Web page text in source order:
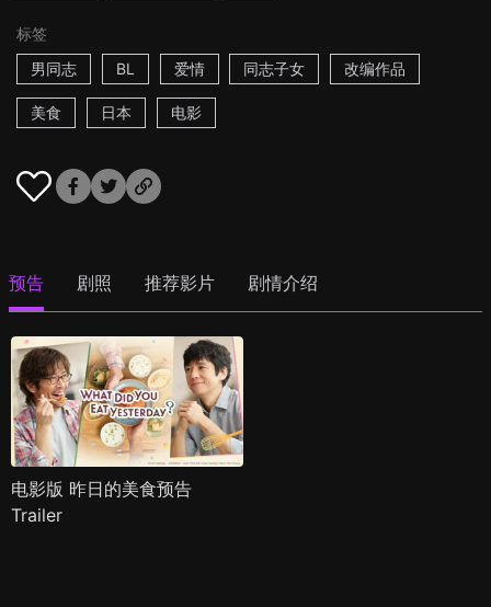
标签
男同志
BL 爱情 同志子女 改编作品
美食 日本 电影
预告 剧照 推荐影片 剧情介绍
电影版 昨日的美食预告
Trailer